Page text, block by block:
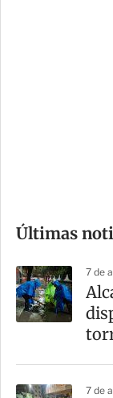
m
a
r
t
Últimas
7 de
7 de